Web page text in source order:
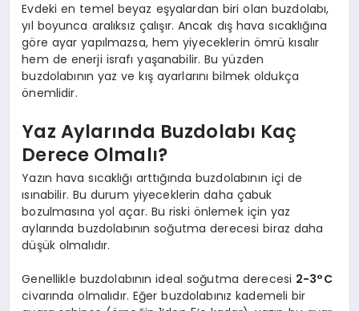
Evdeki en temel beyaz eşyalardan biri olan buzdolabı,
yıl boyunca aralıksız çalışır. Ancak dış hava sıcaklığına
göre ayar yapılmazsa, hem yiyeceklerin ömrü kısalır
hem de enerji israfı yaşanabilir. Bu yüzden
buzdolabının yaz ve kış ayarlarını bilmek oldukça
önemlidir.
Yaz Aylarında Buzdolabı Kaç
Derece Olmalı?
Yazın hava sıcaklığı arttığında buzdolabının içi de
ısınabilir. Bu durum yiyeceklerin daha çabuk
bozulmasına yol açar. Bu riski önlemek için yaz
aylarında buzdolabının soğutma derecesi biraz daha
düşük olmalıdır.
Genellikle buzdolabının ideal soğutma derecesi 2-3°C
civarında olmalıdır. Eğer buzdolabınız kademeli bir